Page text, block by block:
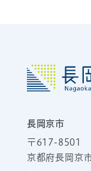
長岡京市
〒617-8501
京都府長岡京